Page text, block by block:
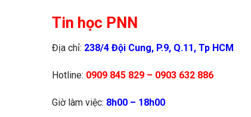
Tin học PNN
Địa chỉ: 238/4 Đội Cung, P.9, Q.11, Tp HCM
Hotline: 0909 845 829 – 0903 632 886
Giờ làm việc: 8h00 – 18h00